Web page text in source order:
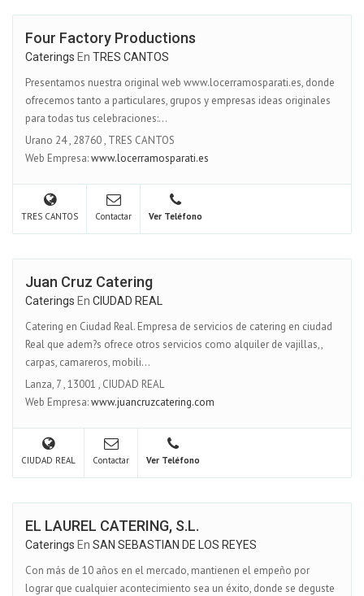
Four Factory Productions
Caterings En TRES CANTOS
Presentamos nuestra original web www.locerramosparati.es, donde
ofrecemos tanto a particulares, grupos y empresas ideas originales
para todas tus celebraciones:...
Urano 24, 28760, TRES CANTOS
Web Empresa:www.locerramosparati.es
TRES CANTOS Contactar Ver Teléfono
Juan Cruz Catering
Caterings En CIUDAD REAL
Catering en Ciudad Real. Empresa de servicios de catering en ciudad
Real que adem?s ofrece otros servicios como alquiler de vajillas,,
carpas, camareros, mobili...
Lanza, 7,13001 , CIUDAD REAL
Web Empresa:www.juancruzcatering.com
CIUDAD REAL Contactar Ver Teléfono
EL LAUREL CATERING, S.L.
Caterings En SAN SEBASTIAN DE LOS REYES
Con más de 10 años en el mercado, mantienen el empeño por
lograr que cualquier acontecimiento sea un éxito, donde se deguste